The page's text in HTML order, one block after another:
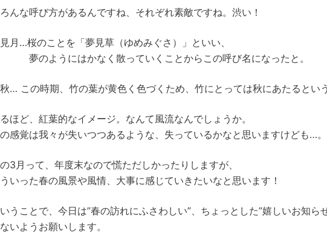
んな呼び方があるんですね、それぞれ素敵ですね。渋い！
月…桜のことを「夢見草（ゆめみぐさ）」といい、
ようにはかなく散っていくことからこの呼び名になったと。
… この時期、竹の葉が黄色く色づくため、竹にとっては秋にあたるという
ほど、紅葉的なイメージ。なんて風流なんでしょうか。
感覚は我々が失いつつあるような、失っているかなと思いますけども…。
3月って、年度末なので慌ただしかったりしますが、
いった春の風景や風情、大事に感じていきたいなと思います！
うことで、今日は”春の訪れにふさわしい”、ちょっとした”嬉しいお知ら
いようお願いします。